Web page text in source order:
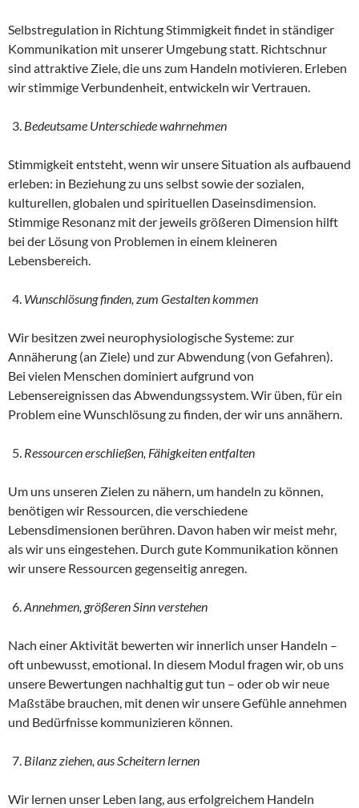
Selbstregulation in Richtung Stimmigkeit findet in ständiger
Kommunikation mit unserer Umgebung statt. Richtschnur
sind attraktive Ziele, die uns zum Handeln motivieren. Erleben
wir stimmige Verbundenheit, entwickeln wir Vertrauen.
Bedeutsame Unterschiede wahrnehmen
Stimmigkeit entsteht, wenn wir unsere Situation als aufbauend
erleben: in Beziehung zu uns selbst sowie der sozialen,
kulturellen, globalen und spirituellen Daseinsdimension.
Stimmige Resonanz mit der jeweils größeren Dimension hilft
bei der Lösung von Problemen in einem kleineren
Lebensbereich.
Wunschlösung finden, zum Gestalten kommen
Wir besitzen zwei neurophysiologische Systeme: zur
Annäherung (an Ziele) und zur Abwendung (von Gefahren).
Bei vielen Menschen dominiert aufgrund von
Lebensereignissen das Abwendungssystem. Wir üben, für ein
Problem eine Wunschlösung zu finden, der wir uns annähern.
Ressourcen erschließen, Fähigkeiten entfalten
Um uns unseren Zielen zu nähern, um handeln zu können,
benötigen wir Ressourcen, die verschiedene
Lebensdimensionen berühren. Davon haben wir meist mehr,
als wir uns eingestehen. Durch gute Kommunikation können
wir unsere Ressourcen gegenseitig anregen.
Annehmen, größeren Sinn verstehen
Nach einer Aktivität bewerten wir innerlich unser Handeln –
oft unbewusst, emotional. In diesem Modul fragen wir, ob uns
unsere Bewertungen nachhaltig gut tun – oder ob wir neue
Maßstäbe brauchen, mit denen wir unsere Gefühle annehmen
und Bedürfnisse kommunizieren können.
Bilanz ziehen, aus Scheitern lernen
Wir lernen unser Leben lang, aus erfolgreichem Handeln